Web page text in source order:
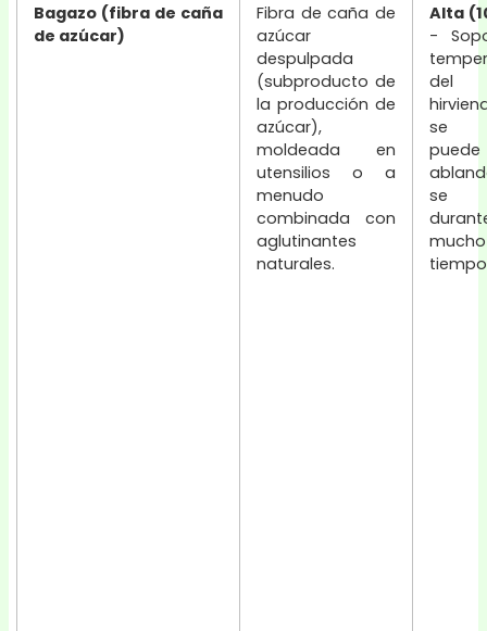
Bagazo (fibra de caña
de azúcar)
Fibra de caña de
azúcar
despulpada
(subproducto de
la producción de
azúcar),
moldeada en
utensilios o a
menudo
combinada con
aglutinantes
naturales.
Alta
-
del
se
puede
se
mucho